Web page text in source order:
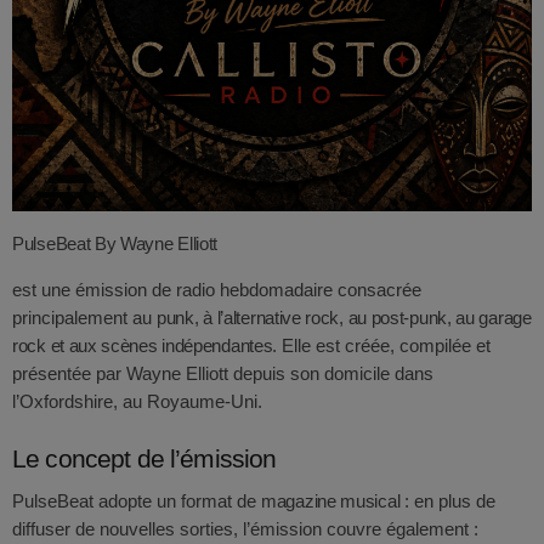
DJ_KIK
D-NERVO
DJ PINDER
DJ ALEX
L’ENFANT DU BEAT
DJ E.O
DJ GAD
DJ FURROW
PWLSE
BAGHEERA LABEL
DJ MOKKO
EVÉNEMENTS
EQUIPE
ARCHIVES
août 2026
février 2026
décembre 2025
septembre 2025
juillet 2025
juin 2025
PulseBeat By Wayne Elliott
est une émission de radio hebdomadaire consacrée
principalement au punk, à l’alternative rock, au post-punk, au garage
rock et aux scènes indépendantes. Elle est créée, compilée et
présentée par Wayne Elliott depuis son domicile dans
l’Oxfordshire, au Royaume-Uni.
Le concept de l’émission
PulseBeat adopte un format de magazine musical: en plus de
diffuser de nouvelles sorties, l’émission couvre également :